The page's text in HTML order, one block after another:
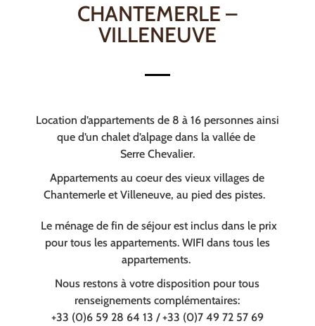
CHANTEMERLE –
VILLENEUVE
Location d’appartements de 8 à 16 personnes ainsi
que d’un chalet d’alpage dans la vallée de
Serre Chevalier.
Appartements au coeur des vieux villages de
Chantemerle et Villeneuve, au pied des pistes.
Le ménage de fin de séjour est inclus dans le prix
pour tous les appartements. WIFI dans tous les
appartements.
Nous restons à votre disposition pour tous
renseignements complémentaires:
+33 (0)6 59 28 64 13 / +33 (0)7 49 72 57 69